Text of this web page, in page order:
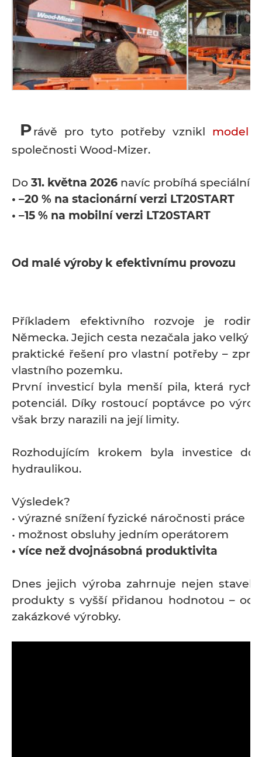
Právě pro tyto potřeby vznikl model
společnosti Wood-Mizer.
Do 31. května 2026 navíc probíhá speciální
• –20 % na stacionární verzi LT20START
• –15 % na mobilní verzi LT20START
Od malé výroby k efektivnímu provozu
Příkladem efektivního rozvoje je
Německa. Jejich cesta nezačala jako velký
praktické řešení pro vlastní potřeby –
vlastního pozemku.
První investicí byla menší pila, která
potenciál. Díky rostoucí poptávce po
však brzy narazili na její limity.
Rozhodujícím krokem byla investice do
hydraulikou.
Výsledek?
• výrazné snížení fyzické náročnosti práce
• možnost obsluhy jedním operátorem
• více než dvojnásobná produktivita
Dnes jejich výroba zahrnuje nejen
produkty s vyšší přidanou hodnotou – od
zakázkové výrobky.